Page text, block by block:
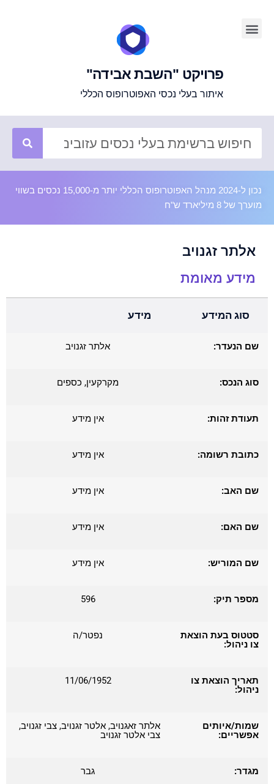
פרויקט "השבת אבידה"
איתור בעלי נכסי האפוטרופוס הכללי
נכון ל-2024 מנהל האפוטרופוס הכללי יותר מ-15,000 נכסים בשווי
מוערך של 8 מיליארד ש"ח
אלתר זגנויב
מידע מאומת
סוג המידע מידע
שם הנעדר: אלתר זגנויב
סוג הנכס: מקרקעין, כספים
תעודת זהות: אין מידע
כתובת רשומה: אין מידע
שם האב: אין מידע
שם האם: אין מידע
שם המוריש: אין מידע
מספר תיק: 596
סטטוס בעת הוצאת
צו ניהול:
נפטר/ה
תאריך הוצאת צו
ניהול:
11/06/1952
שמות/איותים
אפשריים:
אלתר זאגנויב, אלטר זגנויב, צבי זגנויב,
צבי אלטר זגנויב
מגדר: גבר